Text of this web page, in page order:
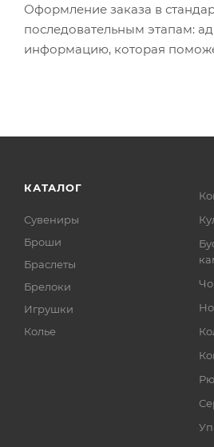
Оформление заказа в
последовательным этапам:
информацию, которая
КАТАЛОГ
Сувениры
Броши
Браслеты
Брелоки
Игрушки
Колье